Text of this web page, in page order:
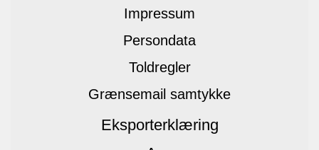
Impressum
Persondata
Toldregler
Grænsemail samtykke
Eksporterklæring